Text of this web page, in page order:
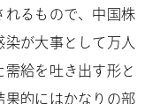
れるもので、中国株
が大事として万人
給を吐き出す形と
果的にはかなりの部